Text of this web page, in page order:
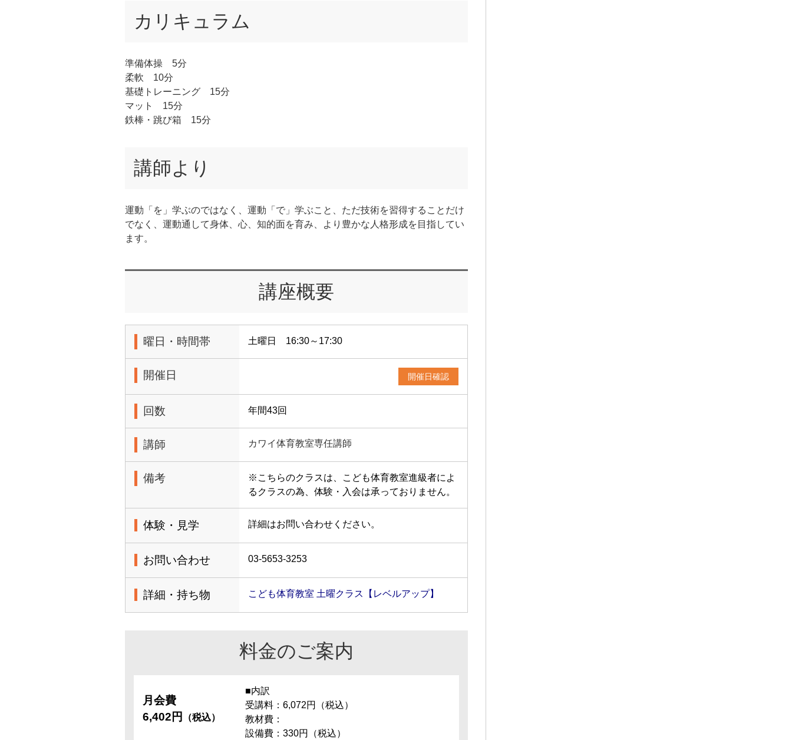
カリキュラム
準備体操 5分
柔軟 10分
基礎トレーニング 15分
マット 15分
鉄棒・跳び箱 15分
講師より
運動「を」学ぶのではなく、運動「で」学ぶこと、ただ技術を習得することだけ
でなく、運動通して身体、心、知的面を育み、より豊かな人格形成を目指してい
ます。
講座概要
曜日・時間帯 土曜日 16:30～17:30
開催日 開催日確認
回数 年間43回
講師 カワイ体育教室専任講師
備考
※こちらのクラスは、こども体育教室進級者によ
るクラスの為、体験・入会は承っておりません。
体験・見学 詳細はお問い合わせください。
お問い合わせ 03-5653-3253
詳細・持ち物 こども体育教室 土曜クラス【レベルアップ】
料金のご案内
月会費
6,402円
（税込）
■内訳
受講料：6,072円（税込）
教材費：
設備費：330円（税込）